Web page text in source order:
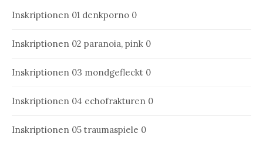
Inskriptionen 01 denkporno 0
Inskriptionen 02 paranoia, pink 0
Inskriptionen 03 mondgefleckt 0
Inskriptionen 04 echofrakturen 0
Inskriptionen 05 traumaspiele 0